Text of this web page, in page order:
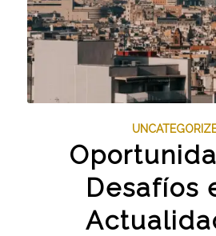
Desafíos